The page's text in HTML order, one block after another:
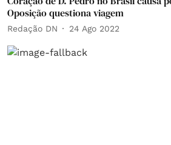
Oposição questiona viagem
Redação DN 24 Ago 2022